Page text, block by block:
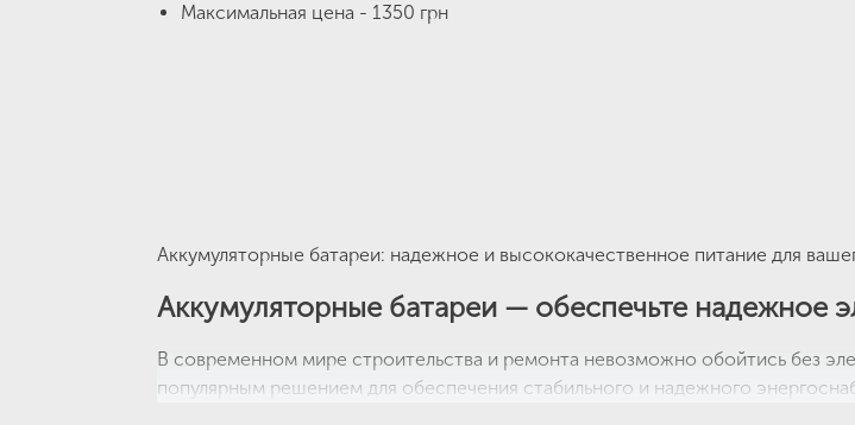
Аккумуляторные батареи: надежное и высококачественное питание для
Аккумуляторные батареи — обеспечьте надежное
В современном мире строительства и ремонта невозможно обойтись без
популярным решением для обеспечения стабильного и надежного
Максимальная цена - 1350 грн